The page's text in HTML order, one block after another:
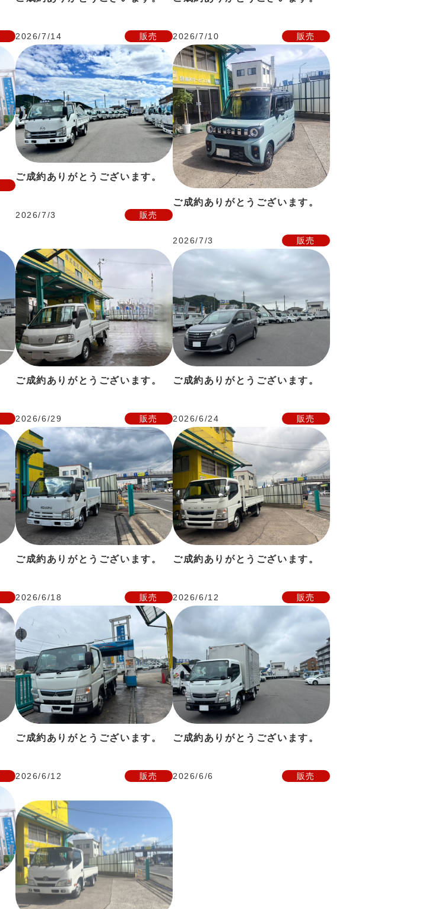
2026/7/14 販売 2026/7/10 販売
ご成約ありがとうございます。
2026/7/3 販売
ご成約ありがとうございます。
2026/7/3 販売
ご成約ありがとうございます。
2026/6/29 販売
ご成約ありがとうございます。
2026/6/24 販売
ご成約ありがとうございます。
2026/6/18 販売
ご成約ありがとうございます。
2026/6/12 販売
ご成約ありがとうございます。
2026/6/12 販売
ご成約ありがとうございます。
2026/6/6 販売